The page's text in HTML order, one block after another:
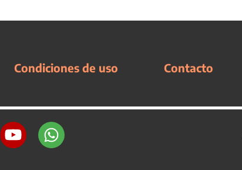
Condiciones de uso Contacto